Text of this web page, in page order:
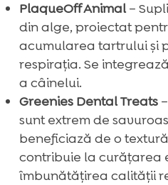
PlaqueOff Animal–
din alge, proiectat
acumularea tartrului și
respirația. Se
a câinelui.
Greenies Dental Treats
sunt extrem de
beneficiază de o
contribuie la curățarea
îmbunătățirea calității